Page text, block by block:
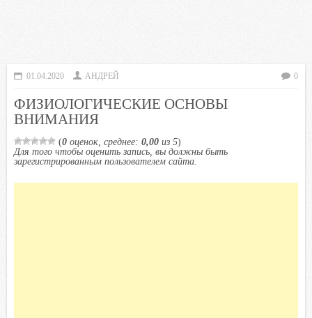
01.04.2020 АНДРЕЙ 0
ФИЗИОЛОГИЧЕСКИЕ ОСНОВЫ
ВНИМАНИЯ
(0 оценок, среднее: 0,00 из 5)
Для того чтобы оценить запись, вы должны быть
зарегистрированным пользователем сайта.